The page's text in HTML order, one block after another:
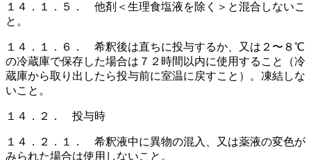
１４．１．５． 他剤＜生理食塩液を除く＞と混合しないこ
と。
１４．１．６． 希釈後は直ちに投与するか、又は２〜８℃
の冷蔵庫で保存した場合は７２時間以内に使用すること（冷
蔵庫から取り出したら投与前に室温に戻すこと）。凍結しな
いこと。
１４．２． 投与時
１４．２．１． 希釈液中に異物の混入、又は薬液の変色が
みられた場合は使用しないこと。